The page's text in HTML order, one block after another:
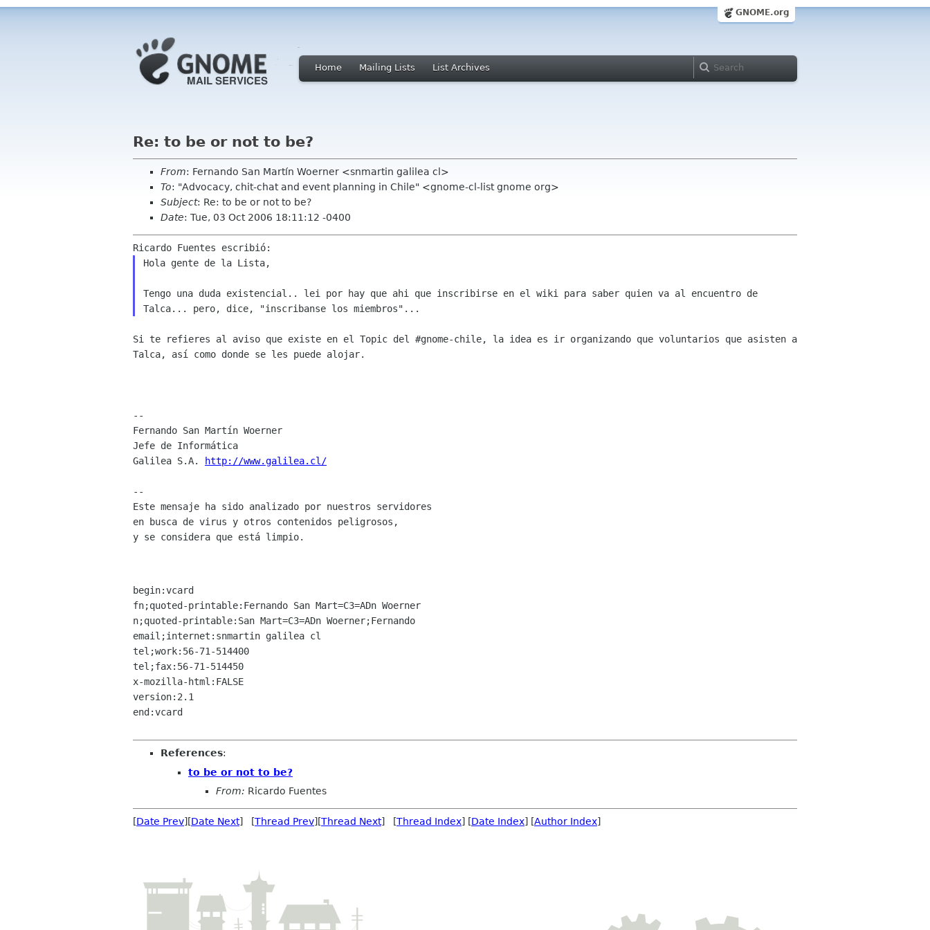
GNOME.org
Home Mailing Lists List Archives
Re: to be or not to be?
From: Fernando San Martín Woerner <snmartin galilea cl>
To: "Advocacy, chit-chat and event planning in Chile" <gnome-cl-list gnome org>
Subject: Re: to be or not to be?
Date: Tue, 03 Oct 2006 18:11:12 -0400
Hola gente de la Lista,
Tengo una duda existencial.. lei por hay que ahi que inscribirse en el wiki para saber quien va al encuentro de
Talca... pero, dice,
"inscribanse los miembros"...
Si te refieres al aviso que existe en el Topic del #gnome-chile, la idea es ir organizando que voluntarios que asisten a
Talca, así como donde se les puede alojar.
--
Fernando San Martín Woerner
Jefe de Informática
Galilea S.A.
http://www.galilea.cl/
--
Este mensaje ha sido analizado por nuestros servidores
en busca de virus y otros contenidos peligrosos,
y se considera que está limpio.
begin:vcard
fn;quoted-printable:Fernando San Mart=C3=ADn Woerner
n;quoted-printable:San Mart=C3=ADn Woerner;Fernando
email;internet:snmartin galilea cl
tel;work:56-71-514400
tel;fax:56-71-514450
x-mozilla-html:FALSE
version:2.1
end:vcard
References:
to be or not to be?
From: Ricardo Fuentes
[Date Prev][Date Next] [Thread Prev][Thread Next] [Thread Index] [Date Index] [Author Index]